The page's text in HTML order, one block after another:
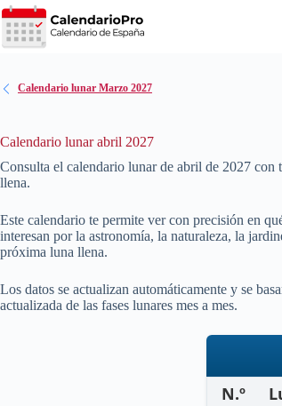
Saltar
al
contenido
Calendario lunar Marzo 2027
Calendario lunar abril 2027
Consulta el calendario lunar de abril de 2027 con
llena.
Este calendario te permite ver con precisión en
interesan por la astronomía, la naturaleza, la
próxima luna llena.
Los datos se actualizan automáticamente y se
actualizada de las fases lunares mes a mes.
N.º